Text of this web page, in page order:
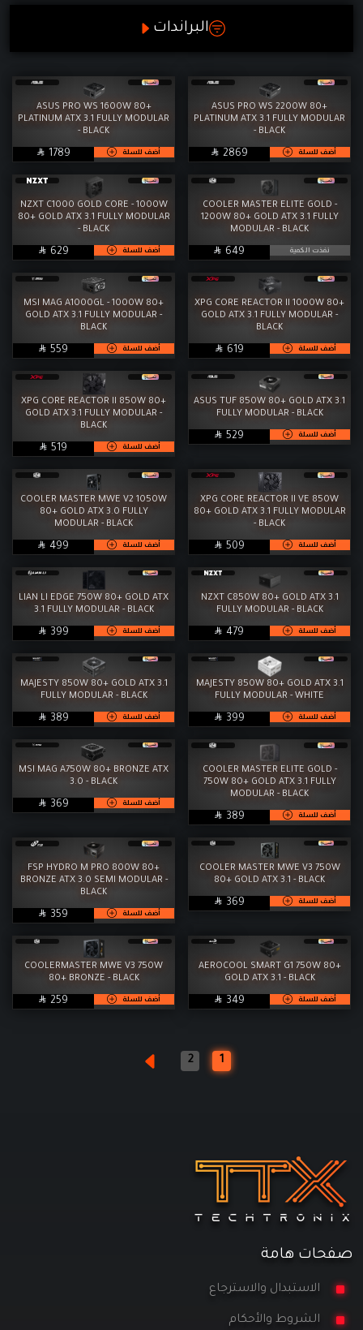
المراوح شاشات
كومبو ماوس وكيبورد ماوسات
كييبورد سماعات
معجون حراري إكسسوارات
الخدمات WorkStation
1000
850
800
750
450
600
700
1600
2200
1050
البراندات
ASUS PRO WS 2200W 80+
PLATINUM ATX 3.1 FULLY MODULAR
- BLACK
أضف للسلة  SAR
2869
ASUS PRO WS 1600W 80+
PLATINUM ATX 3.1 FULLY MODULAR
- BLACK
أضف للسلة  SAR
1789
COOLER MASTER ELITE GOLD -
1200W 80+ GOLD ATX 3.1 FULLY
MODULAR - BLACK
نفذت الكمية  SAR
649
NZXT C1000 GOLD CORE - 1000W
80+ GOLD ATX 3.1 FULLY MODULAR
- BLACK
أضف للسلة  SAR
629
XPG CORE REACTOR II 1000W 80+
GOLD ATX 3.1 FULLY MODULAR -
BLACK
أضف للسلة  SAR
619
MSI MAG A1000GL - 1000W 80+
GOLD ATX 3.1 FULLY MODULAR -
BLACK
أضف للسلة  SAR
559
ASUS TUF 850W 80+ GOLD ATX 3.1
FULLY MODULAR - BLACK
أضف للسلة  SAR
529
XPG CORE REACTOR II 850W 80+
GOLD ATX 3.1 FULLY MODULAR -
BLACK
أضف للسلة  SAR
519
XPG CORE REACTOR II VE 850W
80+ GOLD ATX 3.1 FULLY MODULAR
- BLACK
أضف للسلة  SAR
509
COOLER MASTER MWE V2 1050W
80+ GOLD ATX 3.0 FULLY
MODULAR - BLACK
أضف للسلة  SAR
499
NZXT C850W 80+ GOLD ATX 3.1
FULLY MODULAR - BLACK
أضف للسلة  SAR
479
LIAN LI EDGE 750W 80+ GOLD ATX
3.1 FULLY MODULAR - BLACK
أضف للسلة  SAR
399
MAJESTY 850W 80+ GOLD ATX 3.1
FULLY MODULAR - WHITE
أضف للسلة  SAR
399
MAJESTY 850W 80+ GOLD ATX 3.1
FULLY MODULAR - BLACK
أضف للسلة  SAR
389
COOLER MASTER ELITE GOLD -
750W 80+ GOLD ATX 3.1 FULLY
MODULAR - BLACK
أضف للسلة  SAR
389
MSI MAG A750W 80+ BRONZE ATX
3.0 - BLACK
أضف للسلة  SAR
369
COOLER MASTER MWE V3 750W
80+ GOLD ATX 3.1 - BLACK
أضف للسلة  SAR
369
FSP HYDRO M PRO 800W 80+
BRONZE ATX 3.0 SEMI MODULAR -
BLACK
أضف للسلة  SAR
359
AEROCOOL SMART G1 750W 80+
GOLD ATX 3.1 - BLACK
أضف للسلة  SAR
349
COOLERMASTER MWE V3 750W
80+ BRONZE - BLACK
أضف للسلة  SAR
259
1
2
صفحات هامة
الاستبدال والاسترجاع
الشروط والأحكام